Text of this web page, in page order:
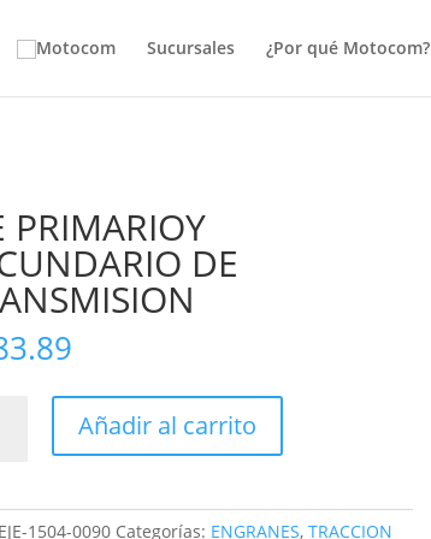
Sucursales ¿Por qué Motocom?
PRIMARIOY
DE
Añadir al carrito
EJE-1504-0090 Categorías: ENGRANES,TRACCION